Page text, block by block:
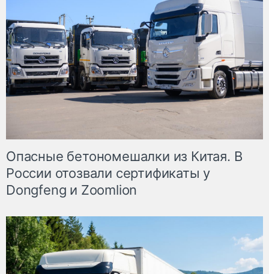
Опасные бетономешалки из Китая. В
России отозвали сертификаты у
Dongfeng и Zoomlion